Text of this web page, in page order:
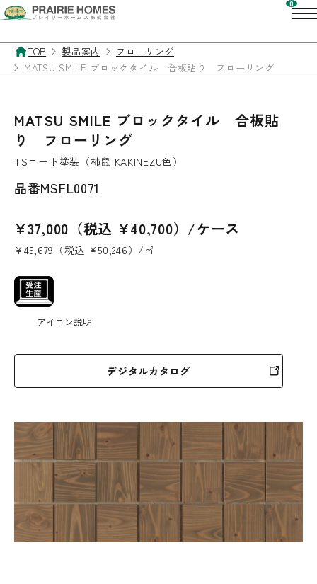
TOP 製品案内
フローリング
MATSU SMILE ブロックタイル 合板貼り フローリング
MATSU SMILE ブロックタイル 合板貼
り フローリング
TSコート塗装（柿鼠 KAKINEZU色）
品番MSFL0071
¥37,000（税込 ¥40,700）/ケース
¥45,679（税込 ¥50,246）/㎡
アイコン説明
デジタルカタログ